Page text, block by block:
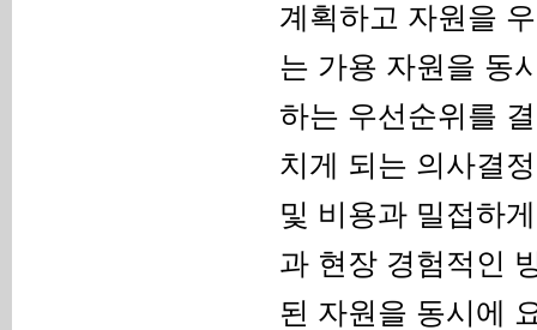
계획하고 자원을
는 가용 자원을 동
하는 우선순위를
치게 되는 의사결
및 비용과 밀접하
과 현장 경험적인
된 자원을 동시에